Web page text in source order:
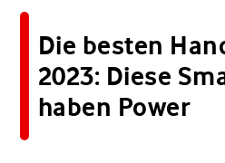
Die besten
2023: Diese
haben Power